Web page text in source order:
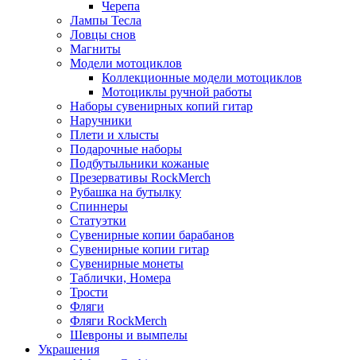
Черепа
Лампы Тесла
Ловцы снов
Магниты
Модели мотоциклов
Коллекционные модели мотоциклов
Мотоциклы ручной работы
Наборы сувенирных копий гитар
Наручники
Плети и хлысты
Подарочные наборы
Подбутыльники кожаные
Презервативы RockMerch
Рубашка на бутылку
Спиннеры
Статуэтки
Сувенирные копии барабанов
Сувенирные копии гитар
Сувенирные монеты
Таблички, Номера
Трости
Фляги
Фляги RockMerch
Шевроны и вымпелы
Украшения